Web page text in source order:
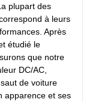
plupart des
à leurs
Après
étudié le
que notre
DC/AC,
de voiture
apparence et ses